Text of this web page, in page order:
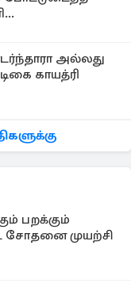
அல்லது
காயத்ரி
பறக்கும்
சோதனை முயற்சி